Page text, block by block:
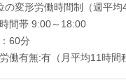
の変形労働時間制（週平均
間帯 9:00～18:00
60分
働有無:有（月平均11時間